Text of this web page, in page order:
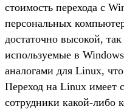
стоимость перехода с
персональных
достаточно высокой,
используемые в
аналогами для Linux,
Переход на Linux имеет
сотрудники какой-либо